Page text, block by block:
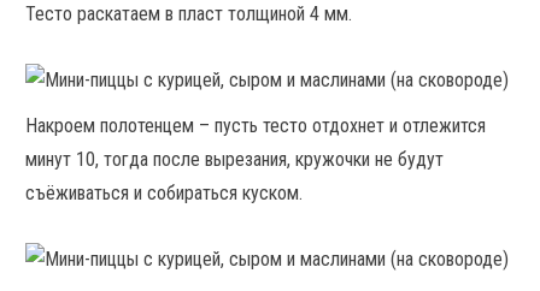
Тесто раскатаем в пласт толщиной 4 мм.
Накроем полотенцем – пусть тесто отдохнет и отлежится
минут 10, тогда после вырезания, кружочки не будут
съёживаться и собираться куском.